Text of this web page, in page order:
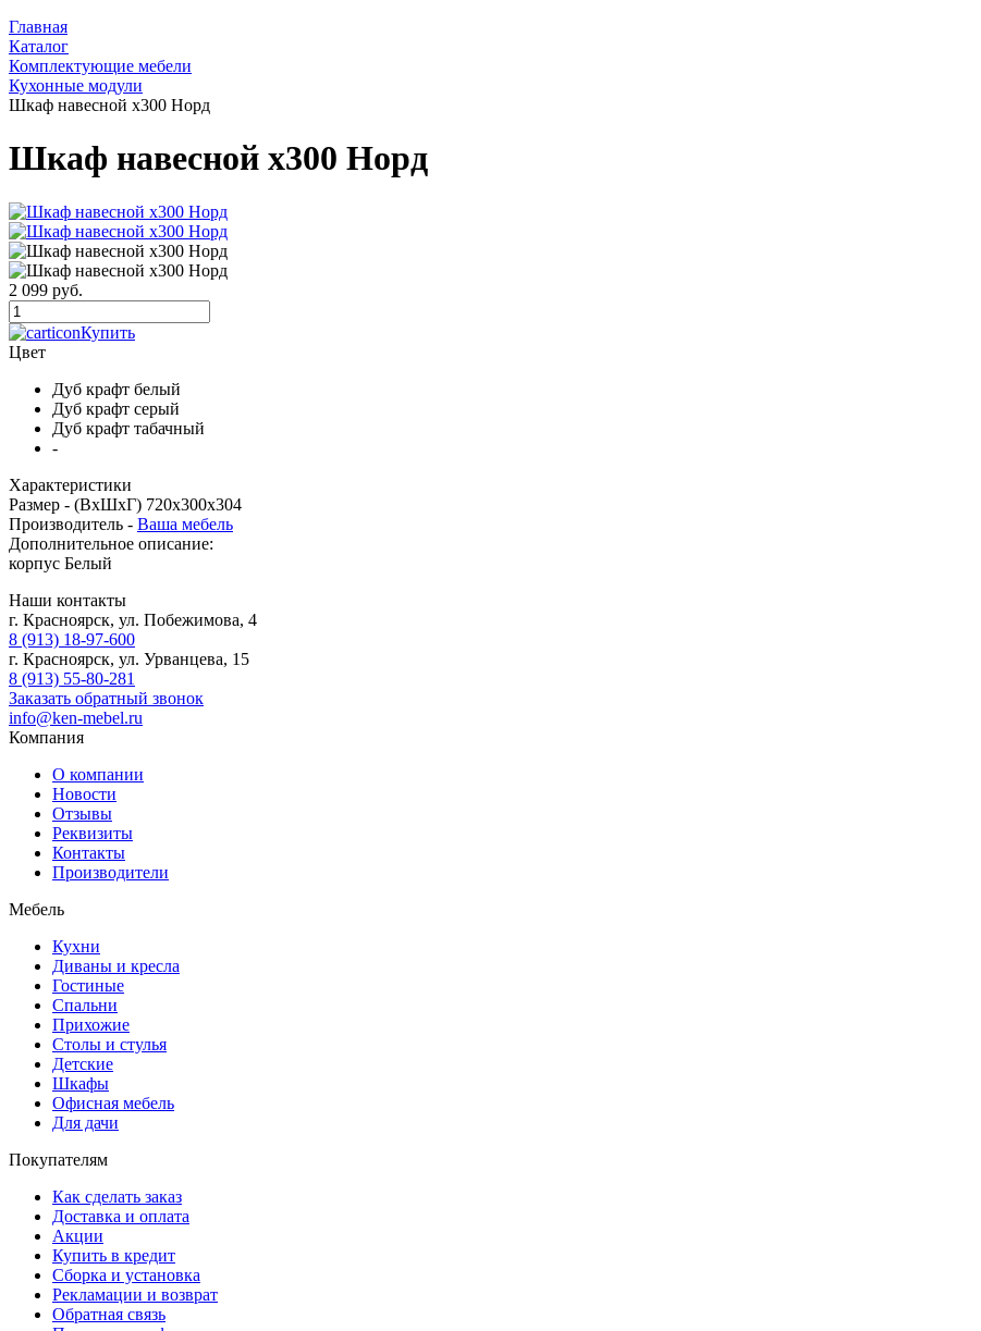
Главная
Каталог
Комплектующие мебели
Кухонные модули
Шкаф навесной х300 Норд
Шкаф навесной х300 Норд
2 099 руб.
Купить
Цвет
Дуб крафт белый
Дуб крафт серый
Дуб крафт табачный
-
Характеристики
Размер - (ВхШхГ) 720х300х304
Производитель - Ваша мебель
Дополнительное описание:
корпус Белый
Наши контакты
г. Красноярск, ул. Побежимова, 4
8 (913) 18-97-600
г. Красноярск, ул. Урванцева, 15
8 (913) 55-80-281
Заказать обратный звонок
info@ken-mebel.ru
Компания
О компании
Новости
Отзывы
Реквизиты
Контакты
Производители
Мебель
Кухни
Диваны и кресла
Гостиные
Спальни
Прихожие
Столы и стулья
Детские
Шкафы
Офисная мебель
Для дачи
Покупателям
Как сделать заказ
Доставка и оплата
Акции
Купить в кредит
Сборка и установка
Рекламации и возврат
Обратная связь